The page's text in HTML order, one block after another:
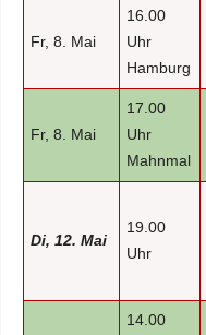
Fr, 8. Mai
16.00
Uhr
Hamburg
Fr, 8. Mai
17.00
Uhr
Mahnmal
Di, 12. Mai
19.00
Uhr
14.00